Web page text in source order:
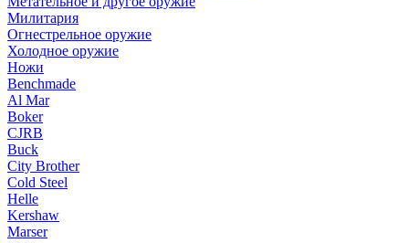
Милитария
Огнестрельное оружие
Холодное оружие
Ножи
Benchmade
Al Mar
Boker
CJRB
Buck
City Brother
Cold Steel
Helle
Kershaw
Marser